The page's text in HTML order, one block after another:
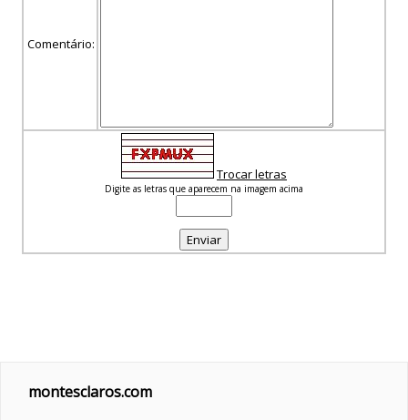
Comentário:
Trocar letras
Digite as letras que aparecem na imagem acima
montesclaros.com